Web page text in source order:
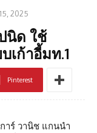
2025
นิด ใช้
เก้าอี้มท.1
Pinterest
าร์ วานิช แกนนำ